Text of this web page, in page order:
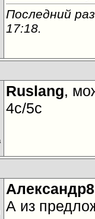
Последний
17:18.
Ruslang,
4с/5с
А из